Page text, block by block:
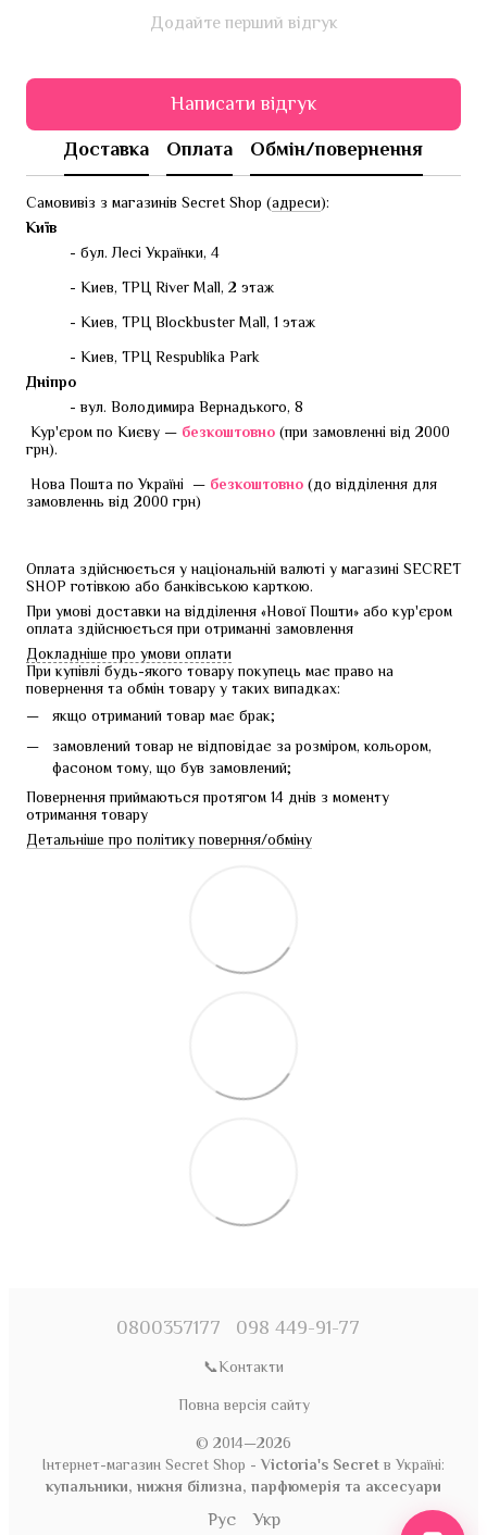
Додайте перший відгук
Написати відгук
Доставка Оплата Обмін/повернення
Самовивіз з магазинів Secret Shop (адреси):
Київ
- бул. Лесі Українки, 4
- Киев, ТРЦ River Mall, 2 этаж
- Киев, ТРЦ Blockbuster Mall, 1 этаж
- Киев, ТРЦ Respublika Park
Дніпро
- вул. Володимира Вернадького, 8
Кур'єром по Києву — безкоштовно (при замовленні від 2000
грн).
Нова Пошта по Україні  — безкоштовно (до відділення для
замовленнь від 2000 грн)
Оплата здійснюється у національній валюті у магазині SECRET
SHOP готівкою або банківською карткою.
При умові доставки на відділення «Нової Пошти» або кур'єром
оплата здійснюється при отриманні замовлення
Докладніше про умови оплати
При купівлі будь-якого товару покупець має право на
повернення та обмін товару у таких випадках:
якщо отриманий товар має брак;
замовлений товар не відповідає за розміром, кольором,
фасоном тому, що був замовлений;
Повернення приймаються протягом 14 днів з моменту
отримання товару
Детальніше про політику поверння/обміну
0800357177 098 449-91-77
📞Контакти
Повна версія сайту
© 2014—2026
Інтернет-магазин Secret Shop - Victoria's Secret в Україні:
купальники, нижня білизна, парфюмерія та аксесуари
Рус Укр